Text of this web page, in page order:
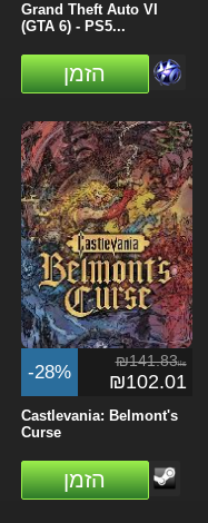
Grand Theft Auto VI
(GTA 6) - PS5...
הזמן
-28% ₪141.83ils
₪102.01
Castlevania: Belmont's
Curse
הזמן